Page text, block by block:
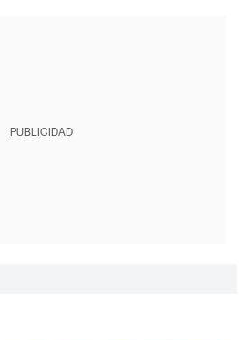
PUBLICIDAD